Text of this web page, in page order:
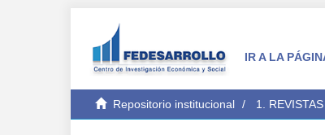
IR A LA
Repositorio institucional 1.